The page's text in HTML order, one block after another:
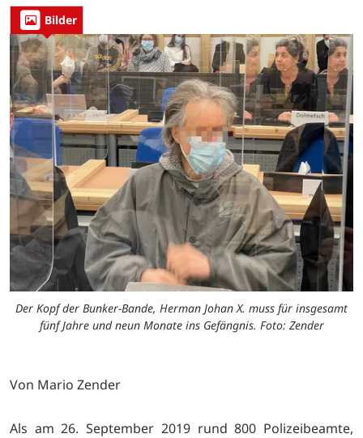
Bilder
Der Kopf der Bunker-Bande, Herman Johan X. muss für insgesamt
fünf Jahre und neun Monate ins Gefängnis. Foto: Zender
Von Mario Zender
Als am 26. September 2019 rund 800 Polizeibeamte,